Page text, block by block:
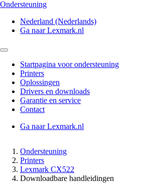
Ondersteuning
Nederland (Nederlands)
Ga naar Lexmark.nl
Startpagina voor ondersteuning
Printers
Oplossingen
Drivers en downloads
Garantie en service
Contact
Ga naar Lexmark.nl
Ondersteuning
Printers
Lexmark CX522
Downloadbare handleidingen